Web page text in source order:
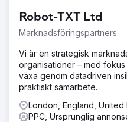
kampanjtjänster för att öka
generera mer intäkter.
Lösning
Vi genomförde
inriktningssökord och
PPC-kampanj med hjälp
skapade vi engagerande
mot potentiella patienter
säkerställa anpassning till
Robot-TXT Ltd
Marknadsföringspartners
Vi är en strategisk
organisationer – med
växa genom datadriven
praktiskt samarbete.
London, England, United
PPC, Ursprunglig